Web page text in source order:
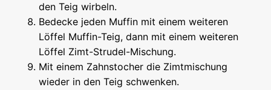
den Teig wirbeln.
Bedecke jeden Muffin mit einem weiteren
Löffel Muffin-Teig, dann mit einem weiteren
Löffel Zimt-Strudel-Mischung.
Mit einem Zahnstocher die Zimtmischung
wieder in den Teig schwenken.